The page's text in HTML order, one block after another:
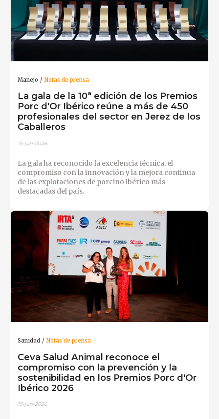
Manejo Notas de prensa
La gala de la 10ª edición de los Premios
Porc d'Or Ibérico reúne a más de 450
profesionales del sector en Jerez de los
Caballeros
15-jun-2026
La gala ha reconocido la excelencia técnica, el
compromiso con la innovación y la mejora continua
de las explotaciones de porcino ibérico más
destacadas del país.
Sanidad Notas de prensa
Ceva Salud Animal reconoce el
compromiso con la prevención y la
sostenibilidad en los Premios Porc d'Or
Ibérico 2026
15-jun-2026